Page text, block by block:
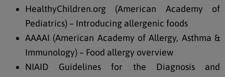
HealthyChildren.org (American Academy of
Pediatrics) – Introducing allergenic foods
AAAAI (American Academy of Allergy, Asthma &
Immunology) – Food allergy overview
NIAID Guidelines for the Diagnosis and